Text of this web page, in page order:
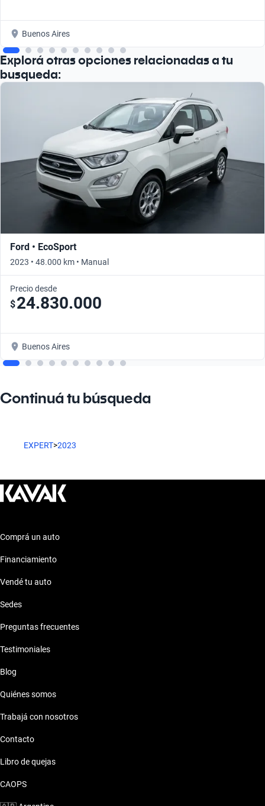
Buenos Aires
Explorá otras opciones relacionadas a tu
busqueda:
Ford • EcoSport
2023 • 48.000 km • Manual
Precio desde
$24.830.000
Buenos Aires
Continuá tu búsqueda
EXPERT>2023
Comprá un auto
Financiamiento
Vendé tu auto
Sedes
Preguntas frecuentes
Testimoniales
Blog
Quiénes somos
Trabajá con nosotros
Contacto
Libro de quejas
CAOPS